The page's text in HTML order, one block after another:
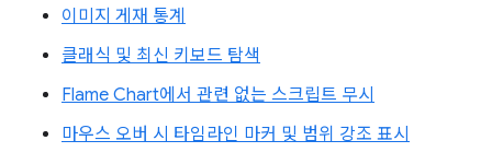
이미지 게재 통계
클래식 및 최신 키보드 탐색
Flame Chart에서 관련 없는 스크립트 무시
마우스 오버 시 타임라인 마커 및 범위 강조 표시